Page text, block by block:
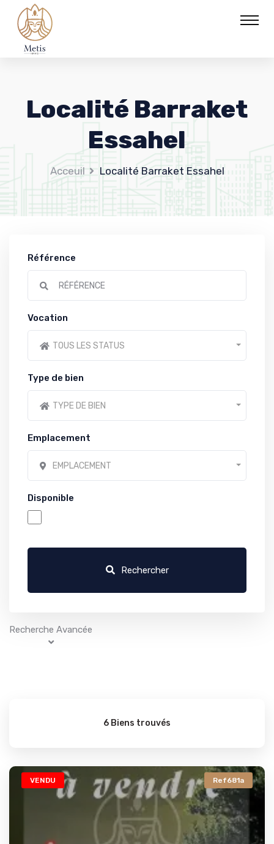
Localité Barraket
Essahel
Acceuil Localité Barraket Essahel
Référence
Vocation
TOUS LES STATUS
Type de bien
TYPE DE BIEN
Emplacement
EMPLACEMENT
Disponible
Rechercher
Recherche Avancée
6 Biens trouvés
VENDU Ref681a